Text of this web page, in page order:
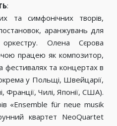
:
та симфонічних творів,
аранжувань для
оркестру. Олена Сєрова
працею як композитор,
фестивалях та концертах в
у Польщі, Швейцарії,
Франції, Чилі, Японії, США).
«Ensemble für neue musik
квартет NeoQuartet